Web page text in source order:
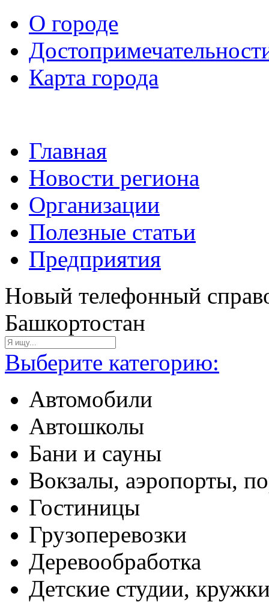
О городе
Карта города
Главная
Новости региона
Организации
Полезные статьи
Предприятия
Новый телефонный
Башкортостан
Выберите категорию:
Автомобили
Автошколы
Бани и сауны
Вокзалы, аэропорты,
Гостиницы
Грузоперевозки
Деревообработка
Детские студии,